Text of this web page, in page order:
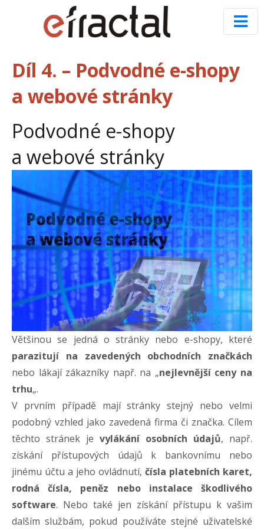
Díl 4. – Podvodné e-shopy
a webové stránky
Podvodné e-shopy
a webové stránky
Většinou se jedná o stránky nebo e-shopy, které
parazitují na zavedených obchodních značkách
nebo lákají zákazníky např. na „nejlevnější ceny na
trhu„.
V prvním případě mají stránky stejný nebo velmi
podobný vzhled jako zavedená firma či značka. Cílem
těchto stránek je vylákání osobních údajů, např.
získání přístupových údajů k bankovnímu nebo
jinému účtu a jeho ovládnutí, čísla platebních karet,
rodná čísla, peněz nebo instalace škodlivého
software. Nebo také jen získání přístupu k vašim
dalším službám, pokud používáte stejné uživatelské